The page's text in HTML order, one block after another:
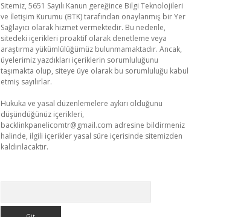
Sitemiz, 5651 Sayılı Kanun gereğince Bilgi Teknolojileri
ve İletişim Kurumu (BTK) tarafından onaylanmış bir Yer
Sağlayıcı olarak hizmet vermektedir. Bu nedenle,
sitedeki içerikleri proaktif olarak denetleme veya
araştırma yükümlülüğümüz bulunmamaktadır. Ancak,
üyelerimiz yazdıkları içeriklerin sorumluluğunu
taşımakta olup, siteye üye olarak bu sorumluluğu kabul
etmiş sayılırlar.
Hukuka ve yasal düzenlemelere aykırı olduğunu
düşündüğünüz içerikleri,
backlinkpanelicomtr@gmail.com adresine bildirmeniz
halinde, ilgili içerikler yasal süre içerisinde sitemizden
kaldırılacaktır.